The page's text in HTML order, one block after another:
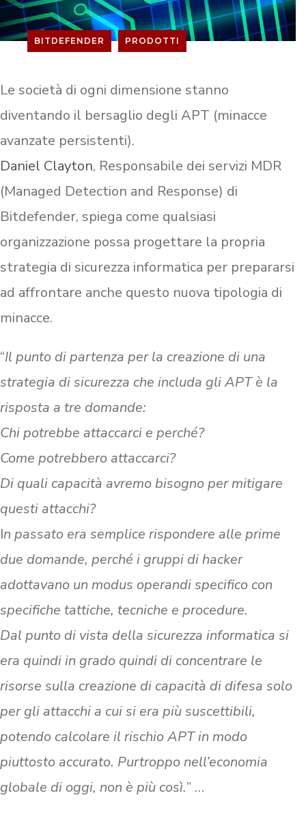
BITDEFENDER PRODOTTI
Le società di ogni dimensione stanno
diventando il bersaglio degli APT (minacce
avanzate persistenti).
Daniel Clayton, Responsabile dei servizi MDR
(Managed Detection and Response) di
Bitdefender, spiega come qualsiasi
organizzazione possa progettare la propria
strategia di sicurezza informatica per prepararsi
ad affrontare anche questo nuova tipologia di
minacce.
“Il punto di partenza per la creazione di una
strategia di sicurezza che includa gli APT è la
risposta a tre domande:
Chi potrebbe attaccarci e perché?
Come potrebbero attaccarci?
Di quali capacità avremo bisogno per mitigare
questi attacchi?
In passato era semplice rispondere alle prime
due domande, perché i gruppi di hacker
adottavano un modus operandi specifico con
specifiche tattiche, tecniche e procedure.
Dal punto di vista della sicurezza informatica si
era quindi in grado quindi di concentrare le
risorse sulla creazione di capacità di difesa solo
per gli attacchi a cui si era più suscettibili,
potendo calcolare il rischio APT in modo
piuttosto accurato. Purtroppo nell’economia
globale di oggi, non è più così.” …